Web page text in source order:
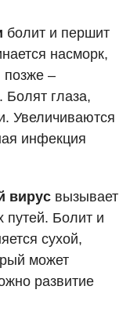
болит и першит
насморк,
позже –
глаза,
Увеличиваются
инфекция
вирус вызывает
путей. Болит и
сухой,
может
развитие